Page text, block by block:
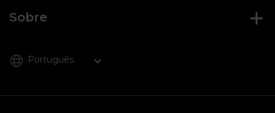
Sobre
Português